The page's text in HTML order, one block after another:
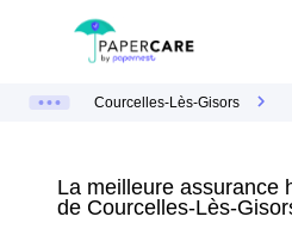
Courcelles-Lès-Gisors
La meilleure assurance
de Courcelles-Lès-